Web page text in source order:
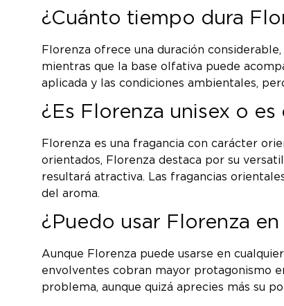
¿Cuánto tiempo dura
Florenza ofrece una duración
mientras que la base olfativa puede
aplicada y las condiciones ambientales,
¿Es Florenza unisex o
Florenza es una fragancia con carácter
orientados, Florenza destaca por su
resultará atractiva. Las fragancias
del aroma.
¿Puedo usar Florenza
Aunque Florenza puede usarse en
envolventes cobran mayor protagonismo
problema, aunque quizá aprecies más su